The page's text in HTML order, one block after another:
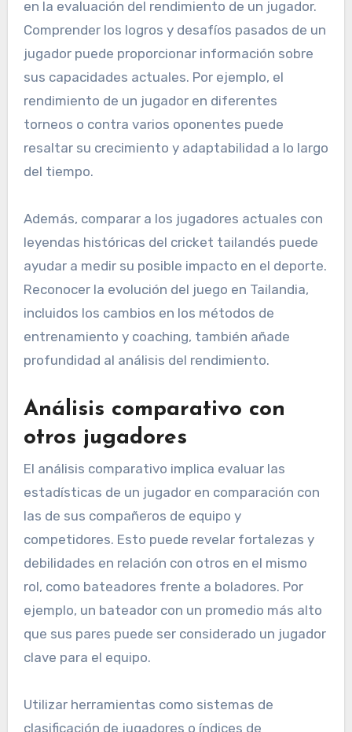
en la evaluación del rendimiento de un jugador.
Comprender los logros y desafíos pasados de un
jugador puede proporcionar información sobre
sus capacidades actuales. Por ejemplo, el
rendimiento de un jugador en diferentes
torneos o contra varios oponentes puede
resaltar su crecimiento y adaptabilidad a lo largo
del tiempo.
Además, comparar a los jugadores actuales con
leyendas históricas del cricket tailandés puede
ayudar a medir su posible impacto en el deporte.
Reconocer la evolución del juego en Tailandia,
incluidos los cambios en los métodos de
entrenamiento y coaching, también añade
profundidad al análisis del rendimiento.
Análisis comparativo con
otros jugadores
El análisis comparativo implica evaluar las
estadísticas de un jugador en comparación con
las de sus compañeros de equipo y
competidores. Esto puede revelar fortalezas y
debilidades en relación con otros en el mismo
rol, como bateadores frente a boladores. Por
ejemplo, un bateador con un promedio más alto
que sus pares puede ser considerado un jugador
clave para el equipo.
Utilizar herramientas como sistemas de
clasificación de jugadores o índices de